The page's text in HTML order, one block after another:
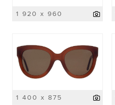
1 920 x 960
1 400 x 875